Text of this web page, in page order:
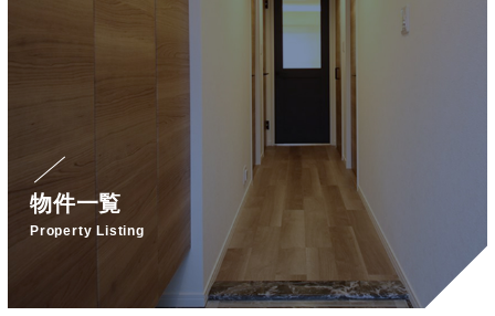
物件一覧
Property Listing